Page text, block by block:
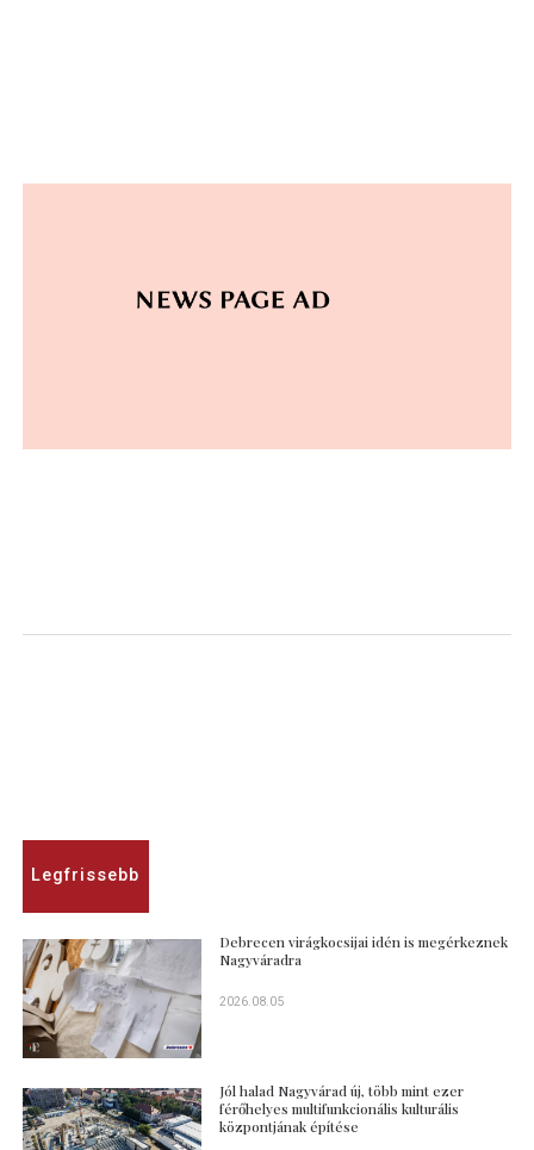
Legfrissebb
Debrecen virágkocsijai idén is megérkeznek
Nagyváradra
2026.08.05
Jól halad Nagyvárad új, több mint ezer
férőhelyes multifunkcionális kulturális
központjának építése